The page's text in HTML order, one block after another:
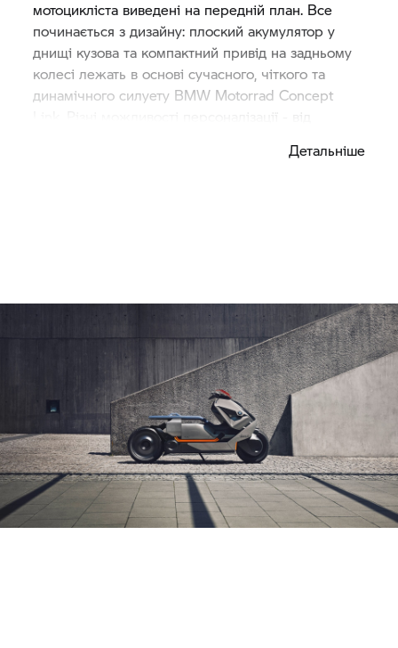
мотоцикліста виведені на передній план. Все
починається з дизайну: плоский акумулятор у
днищі кузова та компактний привід на задньому
колесі лежать в основі сучасного, чіткого та
динамічного силуету BMW Motorrad Concept
варіантів вітрового скла - підкреслюютьДетальніше